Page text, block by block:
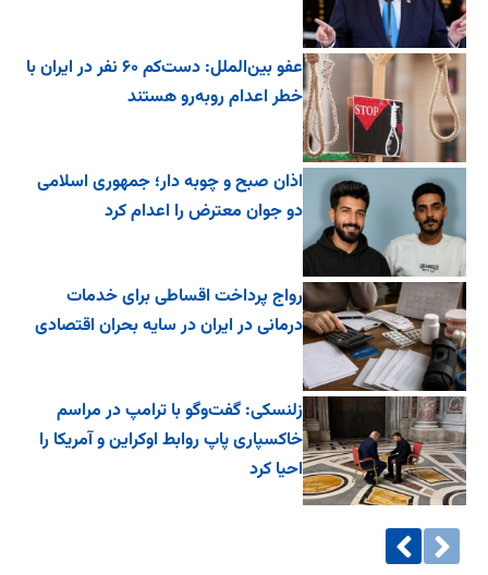
عفو بین‌الملل: دست‌کم ۶۰ نفر در ایران با
خطر اعدام روبه‌رو هستند
اذان صبح و چوبه دار؛ جمهوری اسلامی
دو جوان معترض را اعدام کرد
رواج پرداخت اقساطی برای خدمات
درمانی در ایران در سایه بحران اقتصادی
زلنسکی: گفت‌وگو با ترامپ در مراسم
خاکسپاری پاپ روابط اوکراین و آمریکا را
احیا کرد